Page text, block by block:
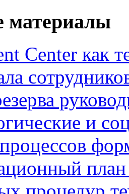
материалы
Center как
и